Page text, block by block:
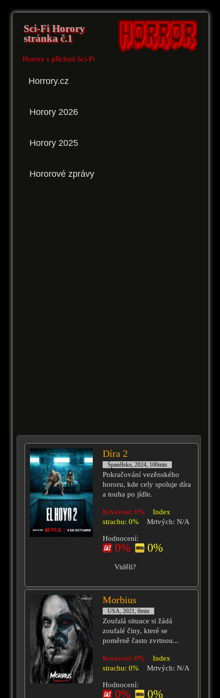
Sci-Fi Horory
stránka č.1
Horory s příchutí Sci-Fi
Horrory.cz
Horory 2026
Horory 2025
Hororové zprávy
Díra 2
Španělsko, 2024, 100min
Pokračování vezěnského
hororu, kde cely spoluje díra
a touha po jídle.
Krvavost: 0%
Index
strachu: 0%
Mrtvých: N/A
Hodnocení:
0% 0%
Viděli?
Morbius
USA, 2021, 0min
Zoufalá situace si žádá
zoufalé činy, které se
poměrně často zvrtnou...
Krvavost: 0%
Index
strachu: 0%
Mrtvých: N/A
Hodnocení:
0% 0%